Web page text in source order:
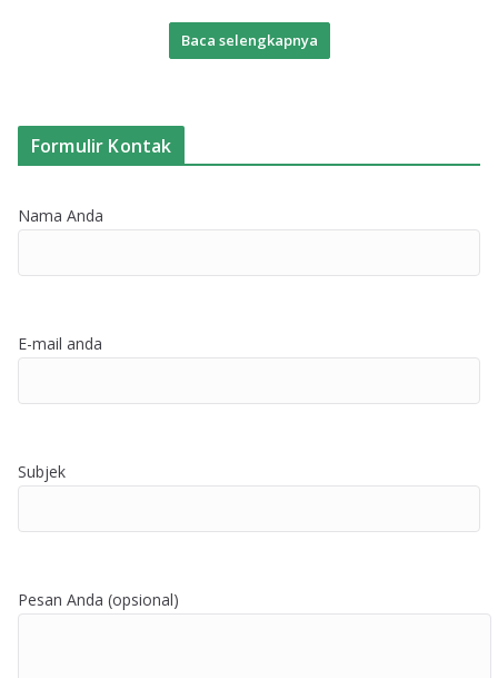
Baca selengkapnya
Formulir Kontak
Nama Anda
E-mail anda
Subjek
Pesan Anda (opsional)